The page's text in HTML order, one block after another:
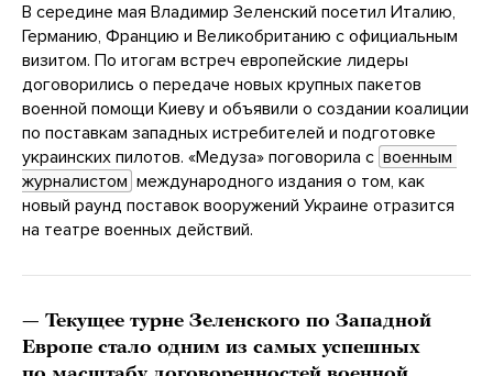
В середине мая Владимир Зеленский посетил Италию,
Германию, Францию и Великобританию с официальным
визитом. По итогам встреч европейские лидеры
договорились о передаче новых крупных пакетов
военной помощи Киеву и объявили о создании коалиции
по поставкам западных истребителей и подготовке
украинских пилотов. «Медуза» поговорила с военным
журналистом международного издания о том, как
новый раунд поставок вооружений Украине отразится
на театре военных действий.
— Текущее турне Зеленского по Западной
Европе стало одним из самых успешных